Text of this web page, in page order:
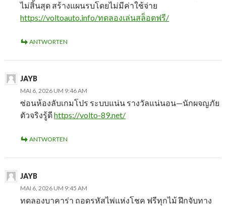
ไม่สิ้นสุด สร้างแผนรบโดยไม่มีค่าใช้จ่าย
https://voltoauto.info/ทดลองเล่นสล็อตฟรี/
ANTWORTEN
JAYB
MAI 6, 2026 UM 9:46 AM
ซ่อนห้องลับเกมโปร ระบบแน่น รางวัลแน่นอน—นักผจญภัย
ตัวจริงรู้ดีhttps://volto-89.net/
ANTWORTEN
JAYB
MAI 6, 2026 UM 9:45 AM
ทดลองบาคาร่า ถอดรหัสไพ่แห่งโชค ฟรีทุกไม้ ฝึกจับทาง